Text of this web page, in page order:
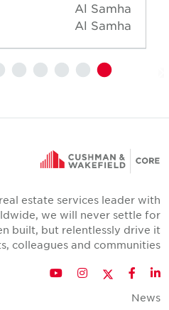
Al Samha
Al Samha
real estate services leader with
we will never settle for
built, but relentlessly drive it
colleagues and communities.
LinkedIn
Facebook
Twitter
Instagram
YouTube
News